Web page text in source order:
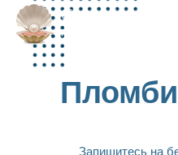
Запишитесь на